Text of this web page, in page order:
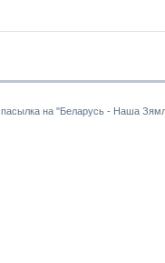
на "Беларусь - Наша